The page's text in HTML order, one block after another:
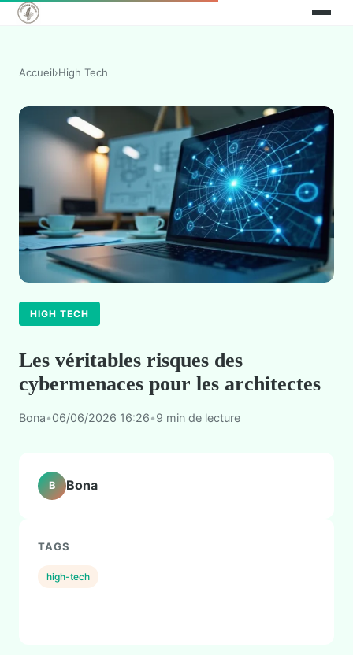
Accueil›High Tech
HIGH TECH
Les véritables risques des
cybermenaces pour les architectes
Bona•06/06/2026 16:26•9 min de lecture
B Bona
TAGS
high-tech